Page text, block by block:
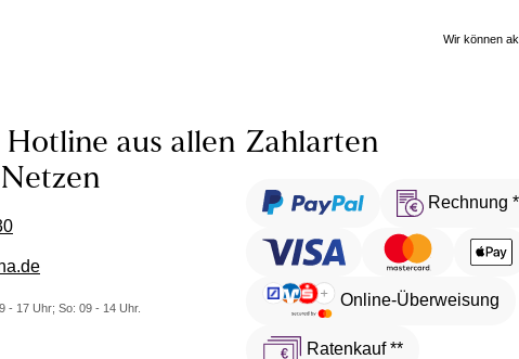
Wir können
Hotline aus allen
- 17 Uhr; So: 09 - 14 Uhr.
Zahlarten
Rechnung
Online-Überweisung
Ratenkauf **